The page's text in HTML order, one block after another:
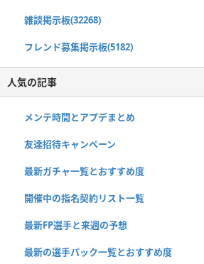
雑談掲示板(32268)
フレンド募集掲示板(5182)
人気の記事
メンテ時間とアプデまとめ
友達招待キャンペーン
最新ガチャ一覧とおすすめ度
開催中の指名契約リスト一覧
最新FP選手と来週の予想
最新の選手パック一覧とおすすめ度